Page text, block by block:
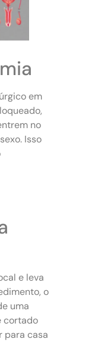
em
no
Isso
e leva
o
uma
cortado
para casa